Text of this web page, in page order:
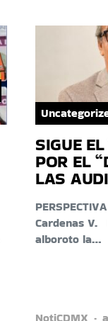
SIGUE
POR EL
LAS
Cardenas V.
alboroto la…